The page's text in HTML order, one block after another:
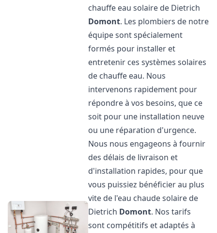
chauffe eau solaire de Dietrich
Domont. Les plombiers de notre
équipe sont spécialement
formés pour installer et
entretenir ces systèmes solaires
de chauffe eau. Nous
intervenons rapidement pour
répondre à vos besoins, que ce
soit pour une installation neuve
ou une réparation d'urgence.
Nous nous engageons à fournir
des délais de livraison et
d'installation rapides, pour que
vous puissiez bénéficier au plus
vite de l'eau chaude solaire de
Dietrich Domont. Nos tarifs
sont compétitifs et adaptés à